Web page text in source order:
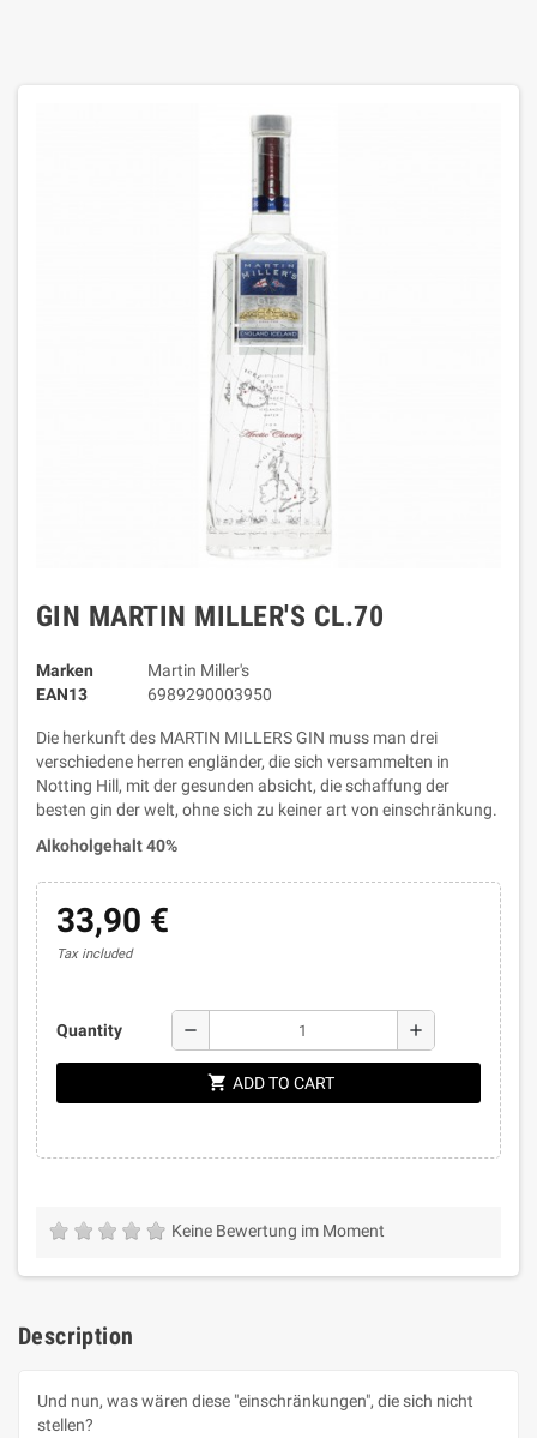
GIN MARTIN MILLER'S CL.70
Marken
Martin Miller's
EAN13
6989290003950
Die herkunft des MARTIN MILLERS GIN muss man drei
verschiedene herren engländer, die sich versammelten in
Notting Hill, mit der gesunden absicht, die schaffung der
besten gin der welt, ohne sich zu keiner art von einschränkung.
Alkoholgehalt 40%
33,90 €
Tax included
Quantity remove add
shopping_cart ADD TO CART
Keine Bewertung im Moment
Description
Und nun, was wären diese "einschränkungen", die sich nicht
stellen?